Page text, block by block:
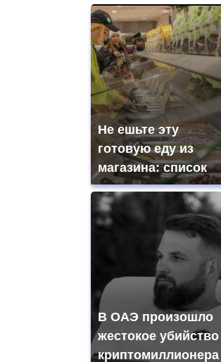
Не ешьте эту
готовую еду из
магазина: список
В ОАЭ произошло
жестокое убийство
криптомиллионера